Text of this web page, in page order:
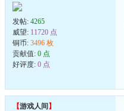
发帖: 4265
威望: 11720 点
铜币: 3496 枚
贡献值: 0 点
好评度: 0 点
【游戏人间 】